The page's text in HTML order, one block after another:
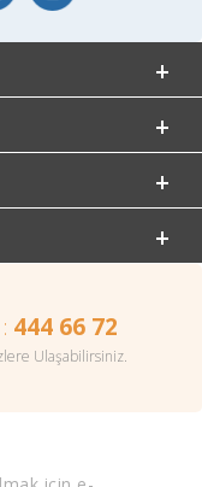
444 66 72
Ulaşabilirsiniz.